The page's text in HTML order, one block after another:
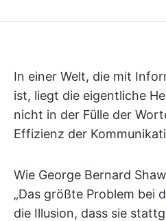
In einer Welt, die mit
ist, liegt die eigentliche
nicht in der Fülle der
Effizienz der
Wie George Bernard
„Das größte Problem bei
die Illusion, dass sie